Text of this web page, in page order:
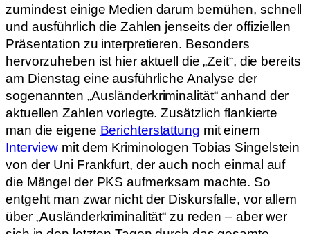
zumindest einige Medien darum bemühen, schnell
und ausführlich die Zahlen jenseits der offiziellen
Präsentation zu interpretieren. Besonders
hervorzuheben ist hier aktuell die „Zeit“, die bereits
am Dienstag eine ausführliche Analyse der
sogenannten „Ausländerkriminalität“ anhand der
aktuellen Zahlen vorlegte. Zusätzlich flankierte
man die eigene Berichterstattung mit einem
Interview mit dem Kriminologen Tobias Singelstein
von der Uni Frankfurt, der auch noch einmal auf
die Mängel der PKS aufmerksam machte. So
entgeht man zwar nicht der Diskursfalle, vor allem
über „Ausländerkriminalität“ zu reden – aber wer